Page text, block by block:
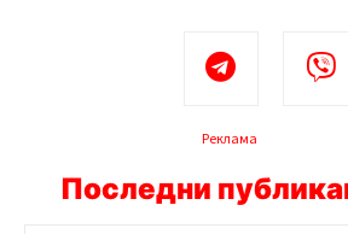
Реклама
Последни